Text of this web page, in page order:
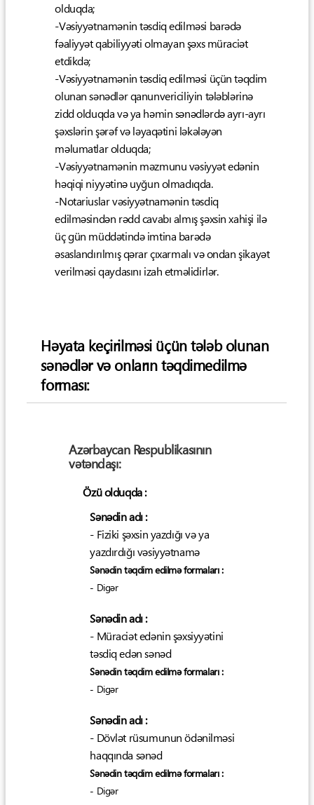
olduqda;
-Vəsiyyətnamənin təsdiq edilməsi barədə
fəaliyyət qabiliyyəti olmayan şəxs müraciət
etdikdə;
-Vəsiyyətnamənin təsdiq edilməsi üçün təqdim
olunan sənədlər qanunvericiliyin tələblərinə
zidd olduqda və ya həmin sənədlərdə ayrı-ayrı
şəxslərin şərəf və ləyaqətini ləkələyən
məlumatlar olduqda;
-Vəsiyyətnamənin məzmunu vəsiyyət edənin
həqiqi niyyətinə uyğun olmadıqda.
-Notariuslar vəsiyyətnamənin təsdiq
edilməsindən rədd cavabı almış şəxsin xahişi ilə
üç gün müddətində imtina barədə
əsaslandırılmış qərar çıxarmalı və ondan şikayət
verilməsi qaydasını izah etməlidirlər.
Həyata keçirilməsi üçün tələb olunan
sənədlər və onların təqdimedilmə
forması:
Azərbaycan Respublikasının
vətəndaşı:
Özü olduqda :
Sənədin adı :
- Fiziki şəxsin yazdığı və ya
yazdırdığı vəsiyyətnamə
Sənədin təqdim edilmə formaları :
- Digər
Sənədin adı :
- Müraciət edənin şəxsiyyətini
təsdiq edən sənəd
Sənədin təqdim edilmə formaları :
- Digər
Sənədin adı :
- Dövlət rüsumunun ödənilməsi
haqqında sənəd
Sənədin təqdim edilmə formaları :
- Digər